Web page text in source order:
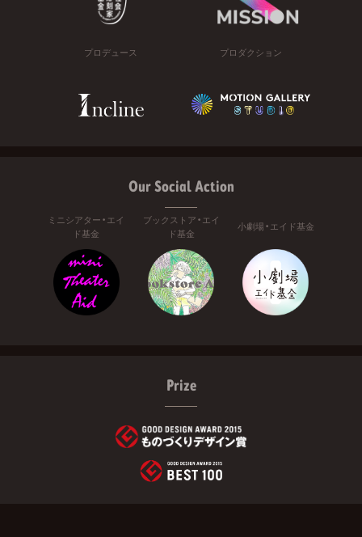
プロデュース プロダクション
Our Social Action
ミニシアター・エイ
ド基金
ブックストア・エイ
ド基金
小劇場・エイド基金
Prize